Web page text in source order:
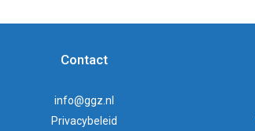
Contact
info@ggz.nl
Privacybeleid